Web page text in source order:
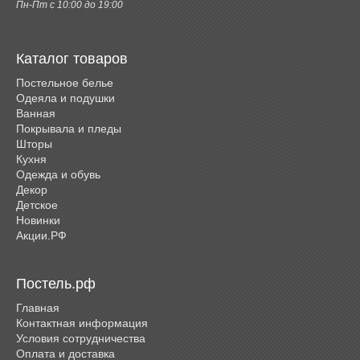
Пн-Пт с 10:00 до 19:00
Каталог товаров
Постельное белье
Одеяла и подушки
Ванная
Покрывала и пледы
Шторы
Кухня
Одежда и обувь
Декор
Детское
Новинки
Акции.РФ
Постель.рф
Главная
Контактная информация
Условия сотрудничества
Оплата и доставка